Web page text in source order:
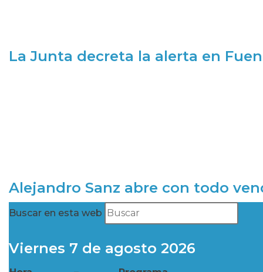
La Junta decreta la alerta en
Alejandro Sanz abre con todo
Buscar en esta web
Viernes 7 de agosto 2026